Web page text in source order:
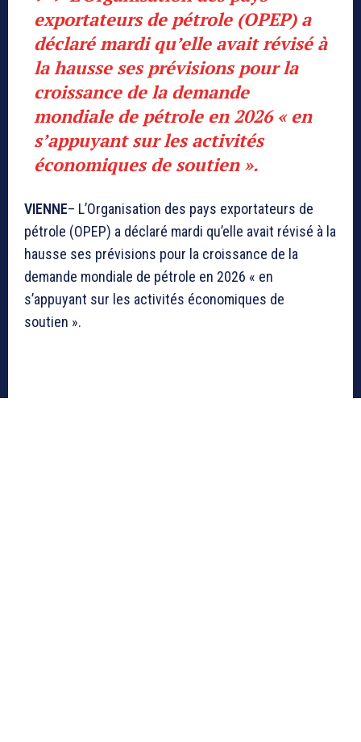
exportateurs de pétrole (OPEP) a
déclaré mardi qu’elle avait révisé à
la hausse ses prévisions pour la
croissance de la demande
mondiale de pétrole en 2026 « en
s’appuyant sur les activités
économiques de soutien ».
VIENNE– L’Organisation des pays exportateurs de
pétrole (OPEP) a déclaré mardi qu’elle avait révisé à la
hausse ses prévisions pour la croissance de la
demande mondiale de pétrole en 2026 « en
s’appuyant sur les activités économiques de
soutien ».